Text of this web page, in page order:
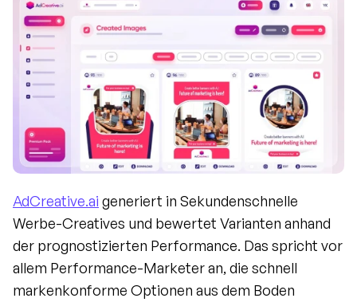
AdCreative.ai generiert in Sekundenschnelle
Werbe-Creatives und bewertet Varianten anhand
der prognostizierten Performance. Das spricht vor
allem Performance-Marketer an, die schnell
markenkonforme Optionen aus dem Boden